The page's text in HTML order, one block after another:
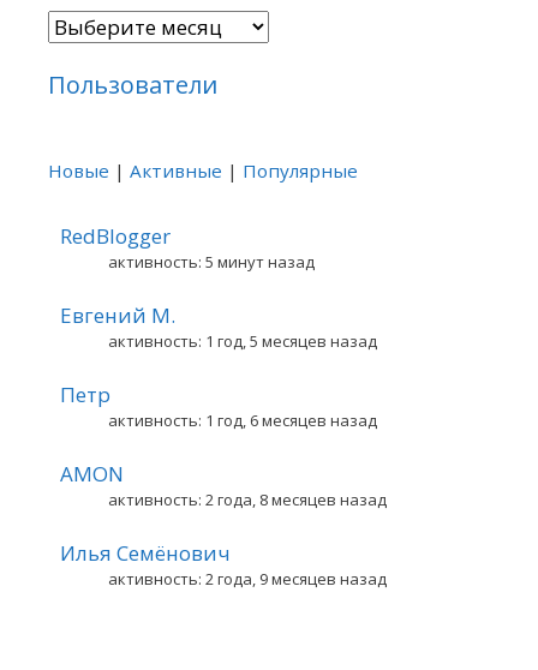
Архивы
Пользователи
Новые | Активные | Популярные
RedBlogger
активность: 5 минут назад
Евгений М.
активность: 1 год, 5 месяцев назад
Петр
активность: 1 год, 6 месяцев назад
AMON
активность: 2 года, 8 месяцев назад
Илья Семёнович
активность: 2 года, 9 месяцев назад